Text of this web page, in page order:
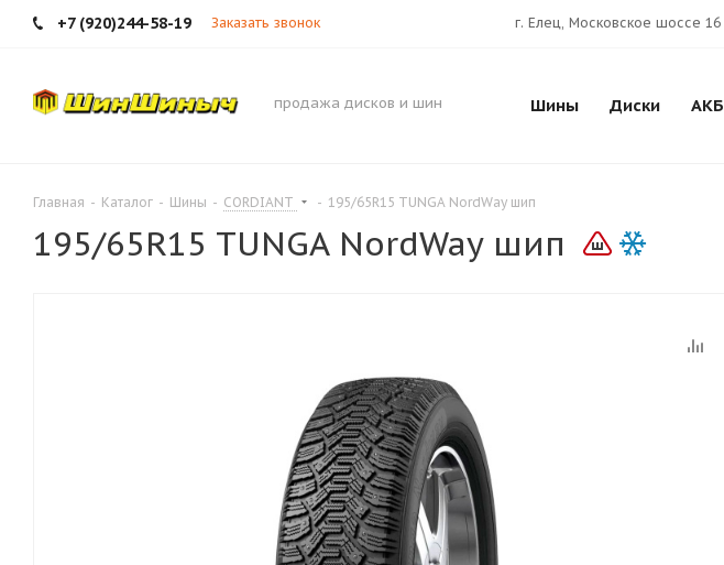
+7 (920)244-58-19 Заказать звонок г. Елец, Московское шоссе 16
продажа дисков и шин Шины Диски АКБ
Главная - Каталог - Шины - CORDIANT - 195/65R15 TUNGA NordWay шип
195/65R15 TUNGA NordWay шип